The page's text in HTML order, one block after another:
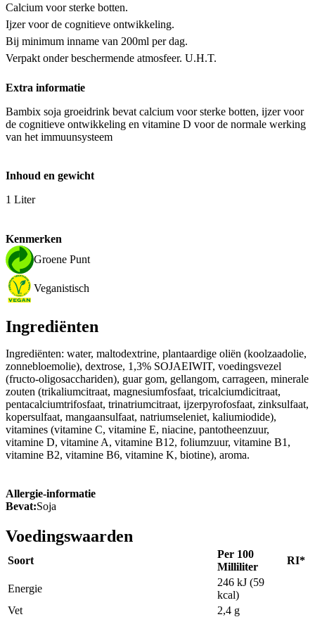
Calcium voor sterke botten.
Ijzer voor de cognitieve ontwikkeling.
Bij minimum inname van 200ml per dag.
Verpakt onder beschermende atmosfeer. U.H.T.
Extra informatie
Bambix soja groeidrink bevat calcium voor sterke botten, ijzer voor
de cognitieve ontwikkeling en vitamine D voor de normale werking
van het immuunsysteem
Inhoud en gewicht
1 Liter
Kenmerken
Groene Punt
Veganistisch
Ingrediënten
Ingrediënten: water, maltodextrine, plantaardige oliën (koolzaadolie,
zonnebloemolie), dextrose, 1,3% SOJAEIWIT, voedingsvezel
(fructo-oligosacchariden), guar gom, gellangom, carrageen, minerale
zouten (trikaliumcitraat, magnesiumfosfaat, tricalciumdicitraat,
pentacalciumtrifosfaat, trinatriumcitraat, ijzerpyrofosfaat, zinksulfaat,
kopersulfaat, mangaansulfaat, natriumseleniet, kaliumiodide),
vitamines (vitamine C, vitamine E, niacine, pantotheenzuur,
vitamine D, vitamine A, vitamine B12, foliumzuur, vitamine B1,
vitamine B2, vitamine B6, vitamine K, biotine), aroma.
Allergie-informatie
Bevat:Soja
Voedingswaarden
Soort
Per 100
Milliliter
RI*
Energie
246 kJ (59
kcal)
Vet
2,4 g